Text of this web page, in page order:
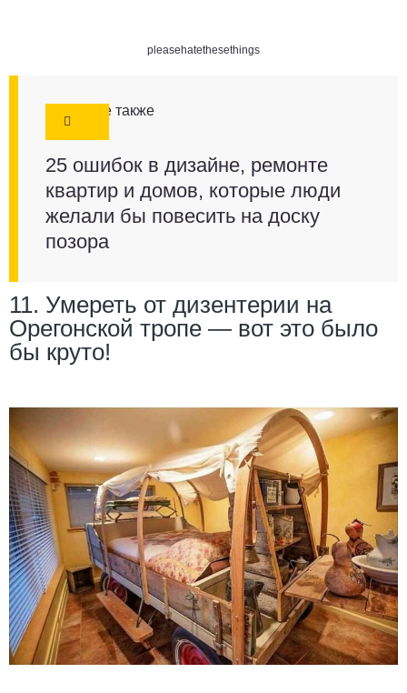
pleasehatethesethings
Смотрите также
25 ошибок в дизайне, ремонте
квартир и домов, которые люди
желали бы повесить на доску
позора
11. Умереть от дизентерии на
Орегонской тропе — вот это было
бы круто!